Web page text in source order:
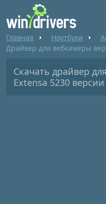
Главная Ноутбуки
Драйвер для вебкамеры
Скачать драйвер
Extensa 5230